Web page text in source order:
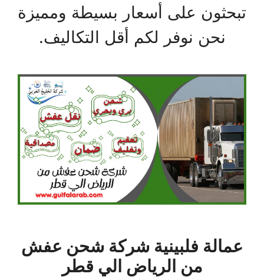
تبحثون على أسعار بسيطة ومميزة
نحن نوفر لكم أقل التكاليف.
عمالة فلبينية شركة شحن عفش
من الرياض الي قطر